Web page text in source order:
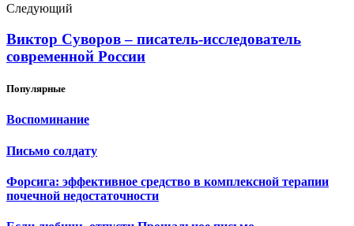
Следующий
Виктор Суворов – писатель-исследователь
современной России
Популярные
Воспоминание
Письмо солдату
Форсига: эффективное средство в комплексной терапии
почечной недостаточности